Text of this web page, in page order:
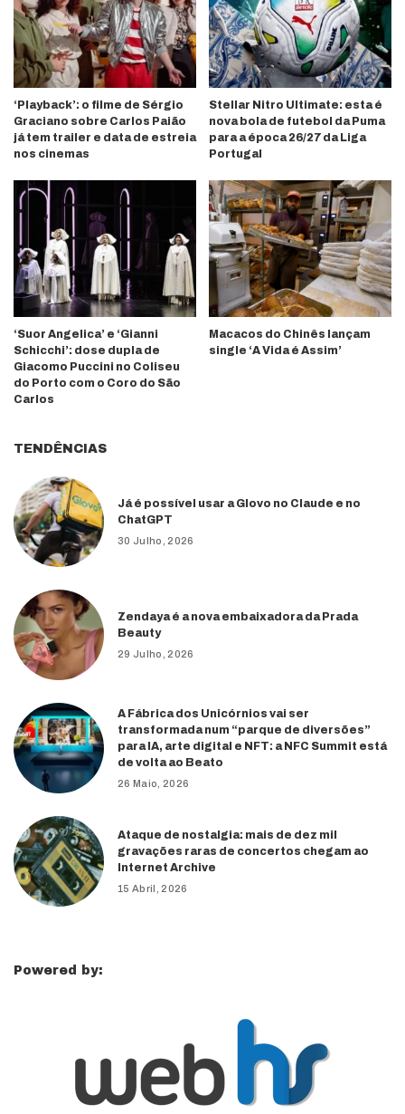
‘Playback’: o filme de Sérgio
Graciano sobre Carlos Paião
já tem trailer e data de estreia
nos cinemas
Stellar Nitro Ultimate: esta é
nova bola de futebol da Puma
para a época 26/27 da Liga
Portugal
‘Suor Angelica’ e ‘Gianni
Schicchi’: dose dupla de
Giacomo Puccini no Coliseu
do Porto com o Coro do São
Carlos
Macacos do Chinês lançam
single ‘A Vida é Assim’
TENDÊNCIAS
Já é possível usar a Glovo no Claude e no
ChatGPT
30 Julho, 2026
Zendaya é a nova embaixadora da Prada
Beauty
29 Julho, 2026
A Fábrica dos Unicórnios vai ser
transformada num “parque de diversões”
para IA, arte digital e NFT: a NFC Summit está
de volta ao Beato
26 Maio, 2026
Ataque de nostalgia: mais de dez mil
gravações raras de concertos chegam ao
Internet Archive
15 Abril, 2026
Powered by: